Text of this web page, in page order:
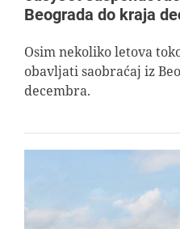
Beograda do kraja
Osim nekoliko letova
obavljati saobraćaj iz
decembra.